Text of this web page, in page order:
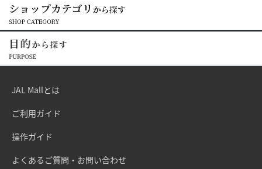
JAL Mallとは
ご利用ガイド
操作ガイド
よくあるご質問・お問い合わせ